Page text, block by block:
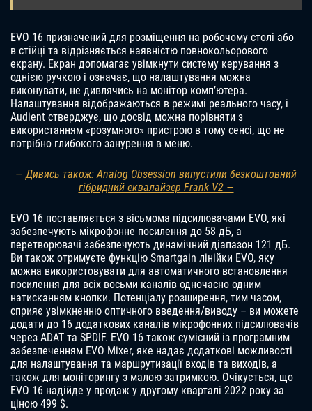
EVO 16 призначений для розміщення на робочому столі або
в стійці та відрізняється наявністю повнокольорового
екрану. Екран допомагає увімкнути систему керування з
однією ручкою і означає, що налаштування можна
виконувати, не дивлячись на монітор комп’ютера.
Налаштування відображаються в режимі реального часу, і
Audient стверджує, що досвід можна порівняти з
використанням «розумного» пристрою в тому сенсі, що не
потрібно глибокого занурення в меню.
— Дивись також: Analog Obsession випустили безкоштовний
гібридний еквалайзер Frank V2 —
EVO 16 поставляється з вісьмома підсилювачами EVO, які
забезпечують мікрофонне посилення до 58 дБ, а
перетворювачі забезпечують динамічний діапазон 121 дБ.
Ви також отримуєте функцію Smartgain лінійки EVO, яку
можна використовувати для автоматичного встановлення
посилення для всіх восьми каналів одночасно одним
натисканням кнопки. Потенціалу розширення, тим часом,
сприяє увімкненню оптичного введення/виводу – ви можете
додати до 16 додаткових каналів мікрофонних підсилювачів
через ADAT та SPDIF. EVO 16 також сумісний із програмним
забезпеченням EVO Mixer, яке надає додаткові можливості
для налаштування та маршрутизації входів та виходів, а
також для моніторингу з малою затримкою. Очікується, що
EVO 16 надійде у продаж у другому кварталі 2022 року за
ціною 499 $.